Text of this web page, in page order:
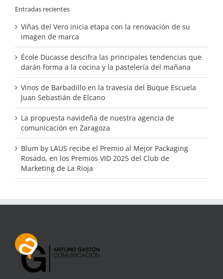
Entradas recientes
Viñas del Vero inicia etapa con la renovación de su
imagen de marca
École Ducasse descifra las principales tendencias que
darán forma a la cocina y la pastelería del mañana
Vinos de Barbadillo en la travesía del Buque Escuela
Juan Sebastián de Elcano
La propuesta navideña de nuestra agencia de
comunicación en Zaragoza
Blum by LAUS recibe el Premio al Mejor Packaging
Rosado, en los Premios VID 2025 del Club de
Marketing de La Rioja